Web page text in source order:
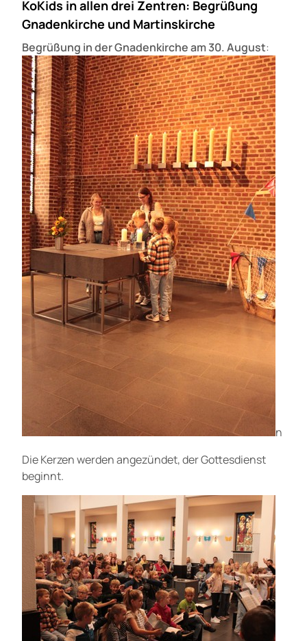
KoKids in allen drei Zentren: Begrüßung
Gnadenkirche und Martinskirche
Begrüßung in der Gnadenkirche am 30. August:
n
Die Kerzen werden angezündet, der Gottesdienst
beginnt.